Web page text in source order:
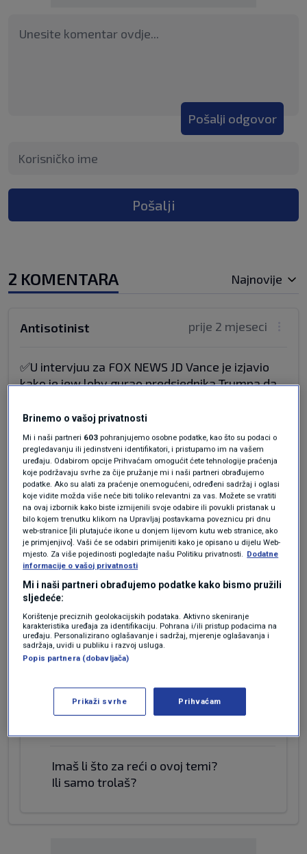
Pošalji odgovor
Pošalji
2 KOMENTARA Najnovije
prije 2 mjeseci
Antisotinist
✅U intervjuu za FOX NEWS JD Vance je izjavio
kako je jew loby gurao predsjednika Trumpa da
mi smo to svaki put eksoresno odbili jer su nam
iz Pentagona rekli da bi to u današnjem
vremenu ratovanja bio masakr ‼️
✅Donald Trump je kako prenose Američki mediji
jasno stavio do znanja da će smijeniti sve one
koji se JAVNO protive memorandumu o
razumijevanju između Irana i USA a to se
posebno odnosi na direktora CIA Johna
Ratcliffea i ministra rata Pete Hagsetha.
✅Veoma je zanimljivo da tetkica Lindsey
Graham podržava sporazum iako je
desetljećima bio jedan od glavnih zagovaratelja
uništenja Irana .... OVO JE NE PUNO BITNO ALI JE
VEOMA ZANIMLJIVO U KONTEKSTU
MEMORANDUMA JER SE ZNA KO TETKICU PLAĆA
.....
Odgovor
Imaš li što za reći o ovoj temi?
Ili samo trolaš?
Brinemo o vašoj privatnosti
Mi i naši partneri 603 pohranjujemo osobne podatke, kao što su podaci o
pregledavanju ili jedinstveni identifikatori, i pristupamo im na vašem
uređaju. Odabirom opcije Prihvaćam omogućit ćete tehnologije praćenja
koje podržavaju svrhe za čije pružanje mi i naši partneri obrađujemo
podatke. Ako su alati za praćenje onemogućeni, određeni sadržaj i oglasi
koje vidite možda više neće biti toliko relevantni za vas. Možete se vratiti
na ovaj izbornik kako biste izmijenili svoje odabire ili povukli pristanak u
bilo kojem trenutku klikom na Upravljaj postavkama poveznicu pri dnu
web-stranice [ili plutajuće ikone u donjem lijevom kutu web stranice, ako
je primjenjivo]. Vaši će se odabiri primijeniti kako je opisano u dijelu Web-
mjesto. Za više pojedinosti pogledajte našu Politiku privatnosti. Dodatne
informacije o vašoj privatnosti
Mi i naši partneri obrađujemo podatke kako bismo pružili
sljedeće:
Korištenje preciznih geolokacijskih podataka. Aktivno skeniranje
karakteristika uređaja za identifikaciju. Pohrana i/ili pristup podacima na
uređaju. Personalizirano oglašavanje i sadržaj, mjerenje oglašavanja i
sadržaja, uvidi u publiku i razvoj usluga.
Popis partnera (dobavljača)
Prikaži svrhe Prihvaćam